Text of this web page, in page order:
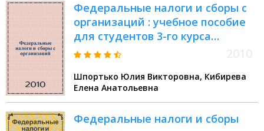
Федеральные налоги и сборы с
организаций : учебное пособие
для студентов 3-го курса
специальности 080107 (351200) -
Шпортько Юлия Викторовна, Кибирева
Елена Анатольевна
Федеральные налоги и сборы